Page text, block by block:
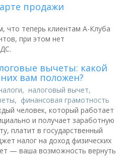
продажи
что теперь клиентам А-Клуба
при этом нет
вычеты: какой
вам положен?
, налоговый вычет,
, финансовая грамотность
человек, который работает
и получает заработную
платит в государственный
налог на доход физических
— ваша возможность вернуть